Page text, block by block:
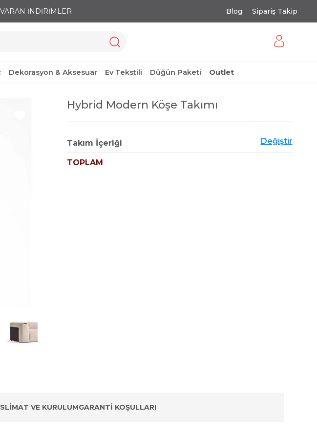
İNDİRİMLER Blog Sipariş Takip
Dekorasyon & Aksesuar Ev Tekstili Düğün Paketi Outlet
Hybrid Modern Köşe Takımı
Takım İçeriği Değiştir
TOPLAM
VE KURULUMGARANTI KOŞULLARI